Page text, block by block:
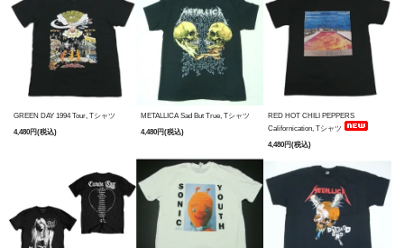
GREEN DAY 1994 Tour, Tシャツ
4,480円(税込)
METALLICA Sad But True, Tシャツ
4,480円(税込)
RED HOT CHILI PEPPERS
Californication, Tシャツ
4,480円(税込)